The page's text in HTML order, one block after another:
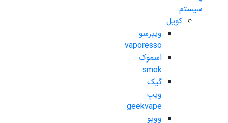
سیستم
کویل
ویپرسو
vaporesso
اسموک
smok
گیک
ویپ
geekvape
ووپو